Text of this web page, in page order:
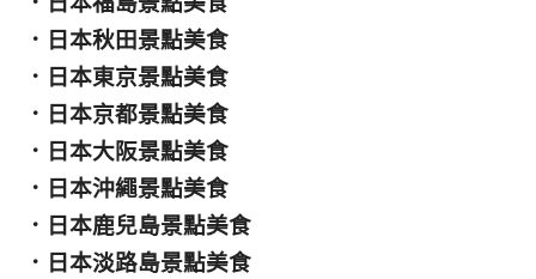
． 日本秋田景點美食
． 日本東京景點美食
． 日本京都景點美食
． 日本大阪景點美食
． 日本沖繩景點美食
． 日本鹿兒島景點美食
． 日本淡路島景點美食